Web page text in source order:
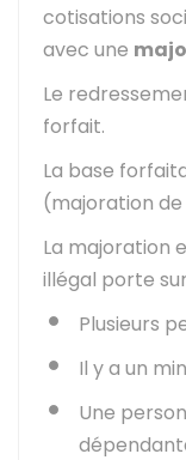
cotisations
avec une
Le
forfait.
La base
(majoration de
La majoration
illégal porte
Plusieurs
Il y a un
Une